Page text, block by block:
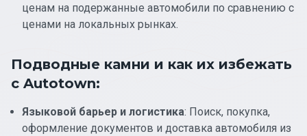
ценам на подержанные автомобили по сравнению с
ценами на локальных рынках.
Подводные камни и как их избежать
с Autotown:
Языковой барьер и логистика: Поиск, покупка,
оформление документов и доставка автомобиля из